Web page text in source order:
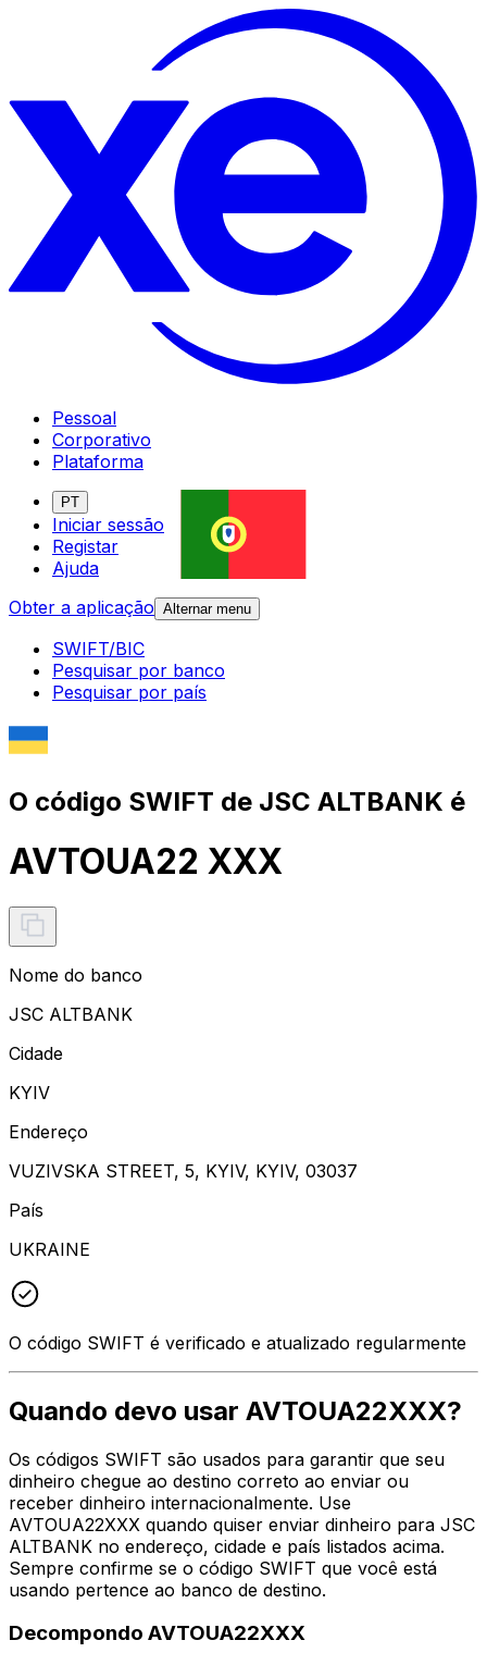
Pessoal
Corporativo
Plataforma
PT
Iniciar sessão
Registar
Ajuda
Obter a aplicação Alternar menu
SWIFT/BIC
Pesquisar por banco
Pesquisar por país
O código SWIFT de JSC ALTBANK é
AVTOUA22 XXX
Nome do banco
JSC ALTBANK
Cidade
KYIV
Endereço
VUZIVSKA STREET, 5, KYIV, KYIV, 03037
País
UKRAINE
O código SWIFT é verificado e atualizado regularmente
Quando devo usar AVTOUA22XXX?
Os códigos SWIFT são usados para garantir que seu
dinheiro chegue ao destino correto ao enviar ou
receber dinheiro internacionalmente. Use
AVTOUA22XXX quando quiser enviar dinheiro para JSC
ALTBANK no endereço, cidade e país listados acima.
Sempre confirme se o código SWIFT que você está
usando pertence ao banco de destino.
Decompondo AVTOUA22XXX